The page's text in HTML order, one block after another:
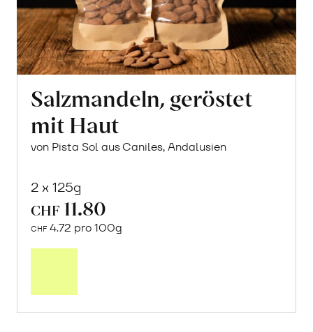
Salzmandeln, geröstet
mit Haut
von Pista Sol aus Caniles, Andalusien
2 x 125g
CHF 11.80
CHF 4.72 pro 100g